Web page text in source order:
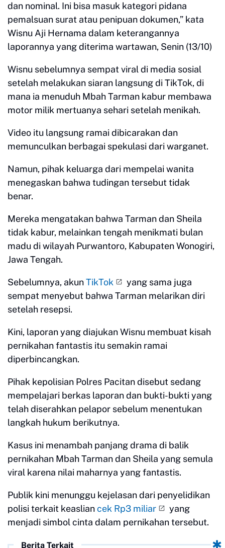
dan nominal. Ini bisa masuk kategori pidana
pemalsuan surat atau penipuan dokumen,” kata
Wisnu Aji Hernama dalam keterangannya
laporannya yang diterima wartawan, Senin (13/10)
Wisnu sebelumnya sempat viral di media sosial
setelah melakukan siaran langsung di TikTok, di
mana ia menuduh Mbah Tarman kabur membawa
motor milik mertuanya sehari setelah menikah.
Video itu langsung ramai dibicarakan dan
memunculkan berbagai spekulasi dari warganet.
Namun, pihak keluarga dari mempelai wanita
menegaskan bahwa tudingan tersebut tidak
benar.
Mereka mengatakan bahwa Tarman dan Sheila
tidak kabur, melainkan tengah menikmati bulan
madu di wilayah Purwantoro, Kabupaten Wonogiri,
Jawa Tengah.
Sebelumnya, akunTikTok
yang sama juga
sempat menyebut bahwa Tarman melarikan diri
setelah resepsi.
Kini, laporan yang diajukan Wisnu membuat kisah
pernikahan fantastis itu semakin ramai
diperbincangkan.
Pihak kepolisian Polres Pacitan disebut sedang
mempelajari berkas laporan dan bukti-bukti yang
telah diserahkan pelapor sebelum menentukan
langkah hukum berikutnya.
Kasus ini menambah panjang drama di balik
pernikahan Mbah Tarman dan Sheila yang semula
viral karena nilai maharnya yang fantastis.
Publik kini menunggu kejelasan dari penyelidikan
polisi terkait keasliancek Rp3 miliar
yang
menjadi simbol cinta dalam pernikahan tersebut.
Berita Terkait